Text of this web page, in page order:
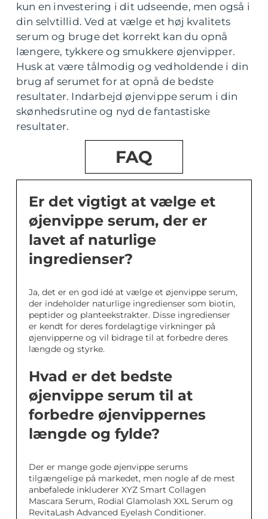
kun en investering i dit udseende, men også i
din selvtillid. Ved at vælge et høj kvalitets
serum og bruge det korrekt kan du opnå
længere, tykkere og smukkere øjenvipper.
Husk at være tålmodig og vedholdende i din
brug af serumet for at opnå de bedste
resultater. Indarbejd øjenvippe serum i din
skønhedsrutine og nyd de fantastiske
resultater.
FAQ
Er det vigtigt at vælge et
øjenvippe serum, der er
lavet af naturlige
ingredienser?
Ja, det er en god idé at vælge et øjenvippe serum,
der indeholder naturlige ingredienser som biotin,
peptider og planteekstrakter. Disse ingredienser
er kendt for deres fordelagtige virkninger på
øjenvipperne og vil bidrage til at forbedre deres
længde og styrke.
Hvad er det bedste
øjenvippe serum til at
forbedre øjenvippernes
længde og fylde?
Der er mange gode øjenvippe serums
tilgængelige på markedet, men nogle af de mest
anbefalede inkluderer XYZ Smart Collagen
Mascara Serum, Rodial Glamolash XXL Serum og
RevitaLash Advanced Eyelash Conditioner.